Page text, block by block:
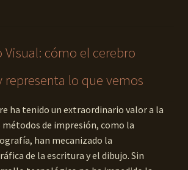
Visual: cómo el cerebro
representa lo que vemos
ha tenido un extraordinario valor a la
de impresión, como la
han mecanizado la
de la escritura y el dibujo. Sin